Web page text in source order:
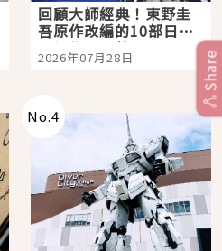
回顧大師經典！東野圭
吾原作改編的10部日本
影視作品推薦
2026年07月28日
No.4
Share